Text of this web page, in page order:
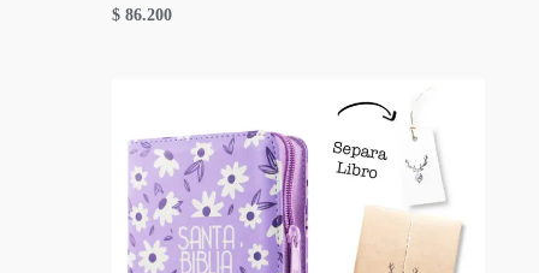
$ 86.200